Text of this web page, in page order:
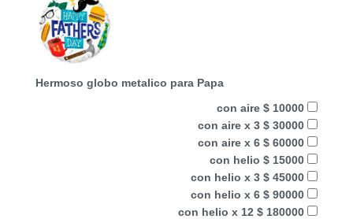
Hermoso globo metalico para Papa
con aire $ 10000
con aire x 3 $ 30000
con aire x 6 $ 60000
con helio $ 15000
con helio x 3 $ 45000
con helio x 6 $ 90000
con helio x 12 $ 180000